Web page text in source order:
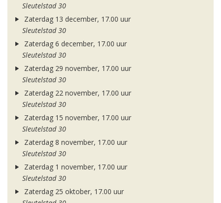
Sleutelstad 30
Zaterdag 13 december, 17.00 uur
Sleutelstad 30
Zaterdag 6 december, 17.00 uur
Sleutelstad 30
Zaterdag 29 november, 17.00 uur
Sleutelstad 30
Zaterdag 22 november, 17.00 uur
Sleutelstad 30
Zaterdag 15 november, 17.00 uur
Sleutelstad 30
Zaterdag 8 november, 17.00 uur
Sleutelstad 30
Zaterdag 1 november, 17.00 uur
Sleutelstad 30
Zaterdag 25 oktober, 17.00 uur